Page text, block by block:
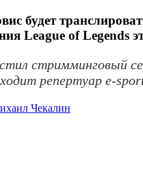
будет
League of Legends
стримминговый
репертуар e-
Чекалин